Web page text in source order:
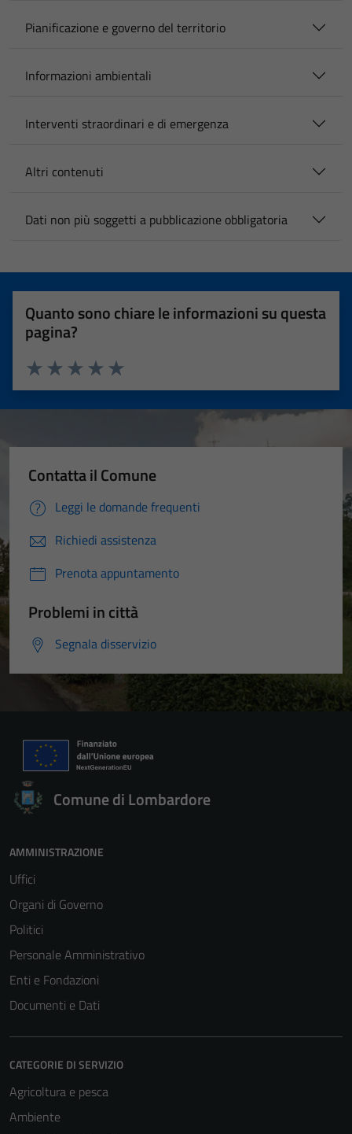
Pianificazione e governo del territorio
Informazioni ambientali
Interventi straordinari e di emergenza
Altri contenuti
Dati non più soggetti a pubblicazione obbligatoria
Quanto sono chiare le informazioni su questa
pagina?
Valuta 5 stelle su 5
Valuta 4 stelle su 5
Valuta 3 stelle su 5
Valuta 2 stelle su 5
Valuta 1 stelle su 5
Contatta il Comune
Leggi le domande frequenti
Richiedi assistenza
Prenota appuntamento
Problemi in città
Segnala disservizio
Comune di Lombardore
AMMINISTRAZIONE
Uffici
Organi di Governo
Politici
Personale Amministrativo
Enti e Fondazioni
Documenti e Dati
CATEGORIE DI SERVIZIO
Agricoltura e pesca
Ambiente